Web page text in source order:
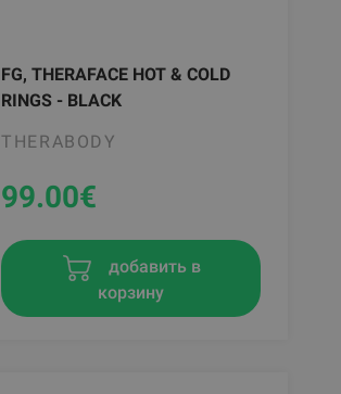
FG, THERAFACE HOT & COLD
RINGS - BLACK
THERABODY
99.00€
добавить в
корзину